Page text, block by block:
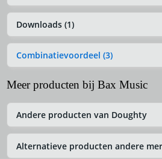
Downloads (1)
Combinatievoordeel (3)
Meer producten bij Bax Music
Andere producten van Doughty
Alternatieve producten andere